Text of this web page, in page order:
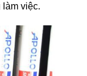
việc.